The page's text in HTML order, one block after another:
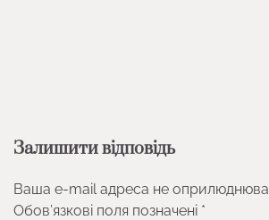
Залишити відповідь
Ваша e-mail адреса не
Обов’язкові поля позначені *